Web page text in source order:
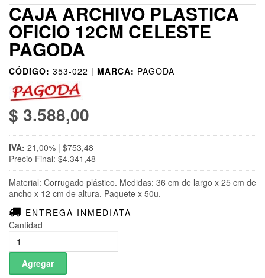
CAJA ARCHIVO PLASTICA
OFICIO 12CM CELESTE
PAGODA
CÓDIGO: 353-022 | MARCA: PAGODA
$ 3.588,00
IVA: 21,00% | $753,48
Precio Final: $4.341,48
Material: Corrugado plástico. Medidas: 36 cm de largo x 25 cm de
ancho x 12 cm de altura. Paquete x 50u.
ENTREGA INMEDIATA
Cantidad